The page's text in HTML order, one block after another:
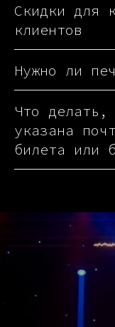
Скидки для
клиентов
Нужно ли
Что делать,
указана
билета или